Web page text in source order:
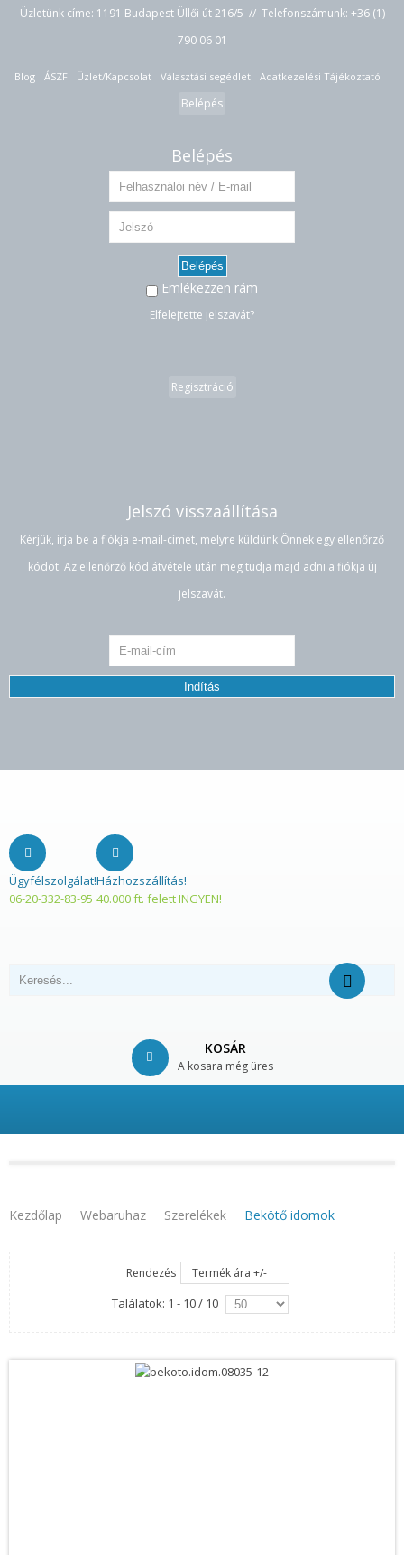
Üzletünk címe: 1191 Budapest Üllői út 216/5 // Telefonszámunk: +36 (1)
790 06 01
Blog ÁSZF Üzlet/Kapcsolat Választási segédlet Adatkezelési Tájékoztató
Belépés
Belépés
Belépés
Emlékezzen rám
Elfelejtette jelszavát?
Regisztráció
Jelszó visszaállítása
Kérjük, írja be a fiókja e-mail-címét, melyre küldünk Önnek egy ellenőrző
kódot. Az ellenőrző kód átvétele után meg tudja majd adni a fiókja új
jelszavát.
Indítás
Ügyfélszolgálat!
06-20-332-83-95
Házhozszállítás!
40.000 ft. felett INGYEN!
KOSÁR
A kosara még üres
Kezdőlap Webaruhaz Szerelékek Bekötő idomok
Rendezés Termék ára +/-
Találatok: 1 - 10 / 10